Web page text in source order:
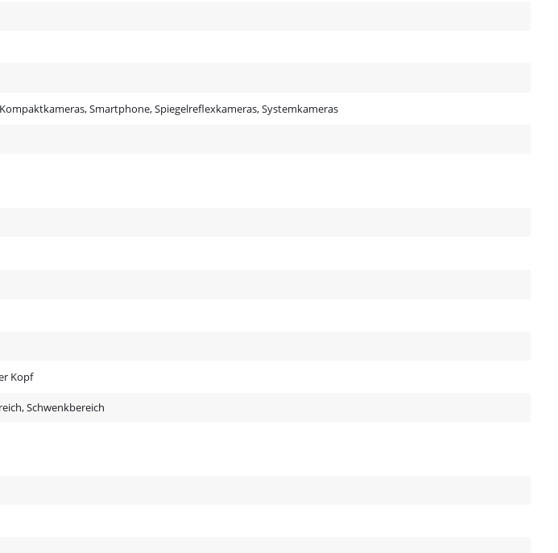
Smartphone, Spiegelreflexkameras, Systemkameras
Kopf
Schwenkbereich